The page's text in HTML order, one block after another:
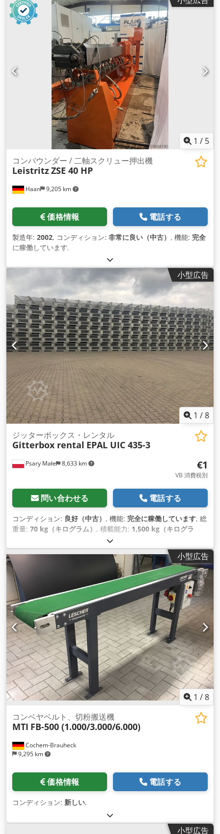
1 / 5
Haan 9,205 km
コンパウンダー / 二軸スクリュー押出機
LeistritzZSE 40 HP
価格情報 電話する
製造年: 2002, コンディション: 非常に良い（中古） , 機能: 完全
に稼働しています,
小型広告
1 /8
Psary Małe 8,633 km
ジッターボックス・レンタル
Gitterbox rental EPAL UIC 435-3
€1
VB 消費税別
問い合わせる 電話する
コンディション: 良好（中古） , 機能: 完全に稼働しています, 総
重量: 70 kg（キログラム） , 積載能力: 1,500 kg（キログラ
835 mm
ーは、ギッターボックス・タイプのコンテナのレンタルに関す
るものです。 1日1ユニット 1ユーロ/br/ユニット/日 より長い
期間、より多くの量については、決定される価格。 コンテナの
技術的パラメータ - 寸法 1240 x 835 x 970 mm - 負荷容量1500
キロ Dcedpfx Aeula A Hjlrek - カラーRAL 7030 - コンテナ重量
70 kg 他のタイプのコンテナもご用意しております。
小型広告
1 /8
Cochem-Brauheck
9,295 km
コンベヤベルト、切粉搬送機
MTI FB-500 (1.000/3.000/6.000)
価格情報 電話する
コンディション: 新しい,
小型広告